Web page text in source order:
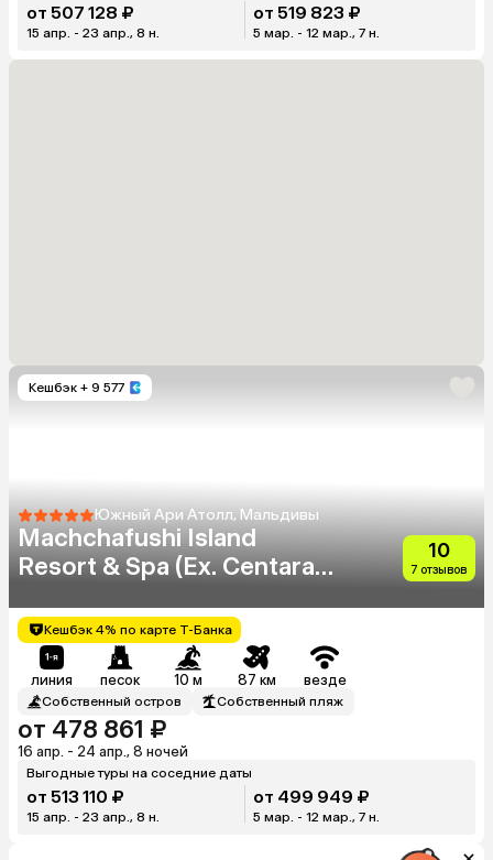
от 507 128 ₽
15 апр. - 23 апр., 8 н.
от 519 823 ₽
5 мар. - 12 мар., 7 н.
Кешбэк + 9 577
Южный Ари Атолл, Мальдивы
Machchafushi Island
Resort & Spa (Ex. Centara
Maldives)
10
7 отзывов
Кешбэк 4% по карте Т-Банка
линия песок 10 м 87 км везде
Собственный остров Собственный пляж
от 478 861 ₽
16 апр. - 24 апр., 8 ночей
Выгодные туры на соседние даты
от 513 110 ₽
15 апр. - 23 апр., 8 н.
от 499 949 ₽
5 мар. - 12 мар., 7 н.